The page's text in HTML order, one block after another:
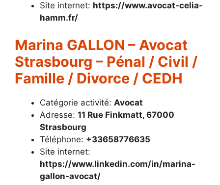
Site internet: https://www.avocat-celia-
hamm.fr/
Marina GALLON – Avocat
Strasbourg – Pénal / Civil /
Famille / Divorce / CEDH
Catégorie activité: Avocat
Adresse: 11 Rue Finkmatt, 67000
Strasbourg
Téléphone: +33658776635
Site internet:
https://www.linkedin.com/in/marina-
gallon-avocat/